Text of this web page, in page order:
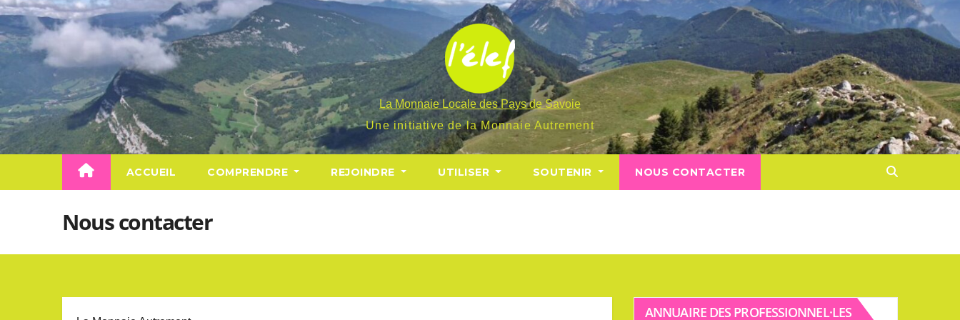
Skip
to
content
La Monnaie Locale des Pays de Savoie
Une initiative de la Monnaie Autrement
ACCUEIL COMPRENDRE REJOINDRE UTILISER SOUTENIR NOUS CONTACTER
Nous contacter
ANNUAIRE DES PROFESSIONNEL·LES